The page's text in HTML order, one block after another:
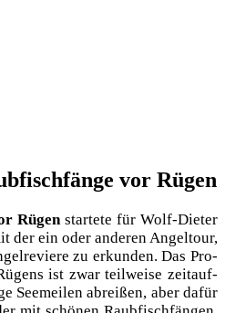
vor Rügen
Rügenstar­te­te für Wolf-Die­ter
der ein oder ande­ren Angel­tour,
zu erkun­den. Das Pro­
ist zwar teil­wei­se zeit­auf­
See­mei­len abrei­ßen, aber dafür